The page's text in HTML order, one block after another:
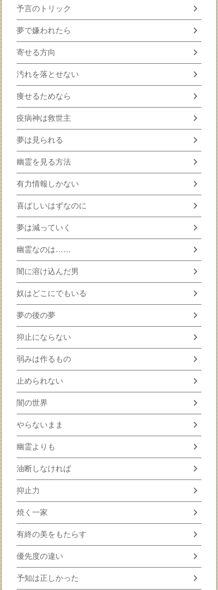
予言のトリック chevron_right
夢で嫌われたら chevron_right
寄せる方向 chevron_right
汚れを落とせない chevron_right
痩せるためなら chevron_right
疫病神は救世主 chevron_right
夢は見られる chevron_right
幽霊を見る方法 chevron_right
有力情報しかない chevron_right
喜ばしいはずなのに chevron_right
夢は減っていく chevron_right
幽霊なのは…… chevron_right
闇に溶け込んだ男 chevron_right
奴はどこにでもいる chevron_right
夢の後の夢 chevron_right
抑止にならない chevron_right
弱みは作るもの chevron_right
止められない chevron_right
闇の世界 chevron_right
やらないまま chevron_right
幽霊よりも chevron_right
油断しなければ chevron_right
抑止力 chevron_right
焼く一家 chevron_right
有終の美をもたらす chevron_right
優先度の違い chevron_right
予知は正しかった chevron_right